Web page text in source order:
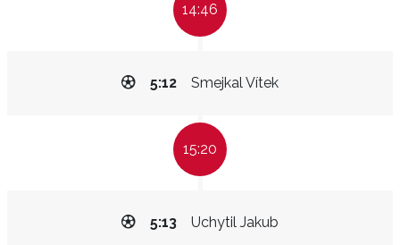
14:46
Smejkal Vítek
5:12
15:20
Uchytil Jakub
5:13